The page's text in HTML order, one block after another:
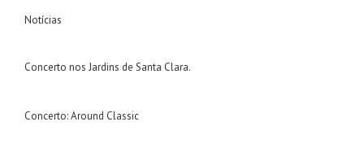
Notícias
Concerto nos Jardins de Santa Clara.
Concerto: Around Classic